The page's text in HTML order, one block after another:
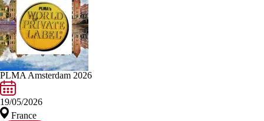
PLMA Amsterdam 2026
19/05/2026
France